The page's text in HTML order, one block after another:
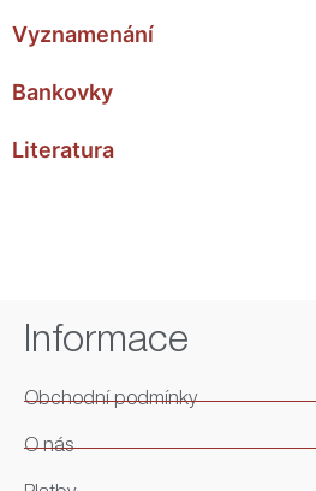
Vyznamenání
Bankovky
Literatura
Informace
Obchodní podmínky
O nás